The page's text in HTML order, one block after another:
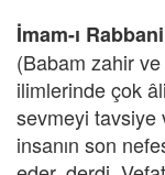
İmam-ı Rabbani
(Babam zahir
ilimlerinde çok
sevmeyi tavsiye
insanın son